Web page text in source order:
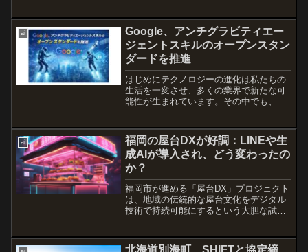
ーの中高生を対象に、A...
ai
Google、アンチグラビティエー
ジェントスキルのオープンスタン
ダードを推進
はじめにテクノロジーの進化は私たちの
生活を一変させ、多くの業界で新たな可
能性が生まれています。その中でも、
ンチグラビティエージェントスキルのオ
ープンスタンダードの...
ai
福岡の屋台DXが好調：LINEや生
成AIが導入され、どう変わったの
か？
福岡市が進める「屋台DX」プロジェクト
は、地域の伝統的な屋台文化をデジタル
技術で持続可能にするという大胆な試み
にとっても大きな魅力。しかし、店主の